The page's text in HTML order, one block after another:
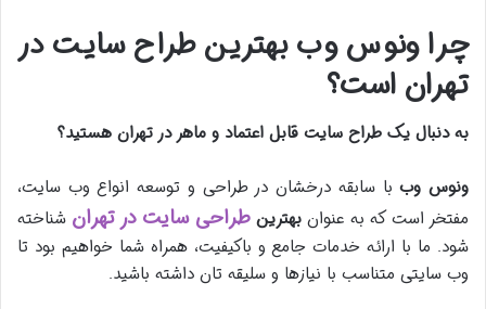
چرا ونوس وب بهترین طراح سایت در
تهران است؟
به دنبال یک طراح سایت قابل اعتماد و ماهر در تهران هستید؟
ونوس وببا سابقه درخشان در طراحی و توسعه انواع وب سایت،
مفتخر است که به عنوان بهترینطراحی سایت در تهران شناخته
شود. ما با ارائه خدمات جامع و باکیفیت، همراه شما خواهیم بود تا
وب سایتی متناسب با نیازها و سلیقه تان داشته باشید.